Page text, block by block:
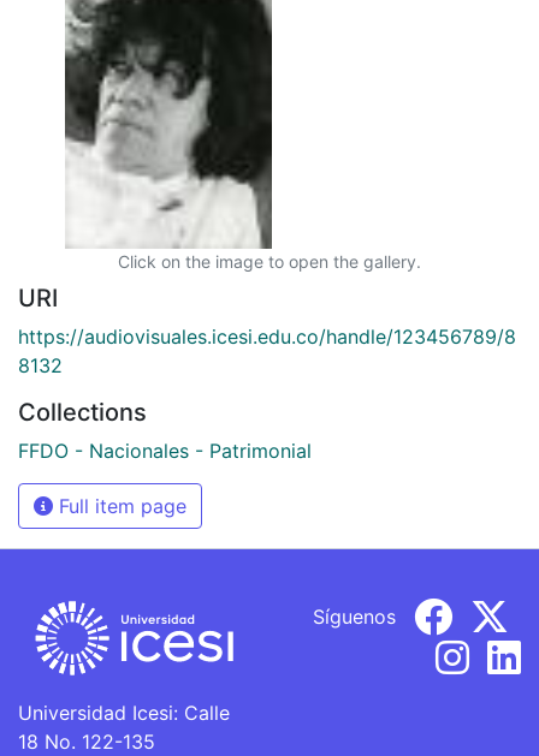
Click on the image to open the gallery.
URI
https://audiovisuales.icesi.edu.co/handle/123456789/8
8132
Collections
FFDO - Nacionales - Patrimonial
Full item page
Universidad Icesi: Calle
18 No. 122-135
Síguenos